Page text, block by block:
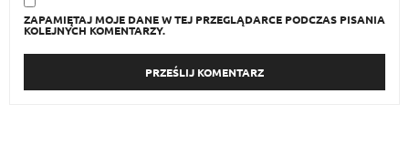
ZAPAMIĘTAJ MOJE DANE W TEJ PRZEGLĄDARCE PODCZAS PISANIA
KOLEJNYCH KOMENTARZY.